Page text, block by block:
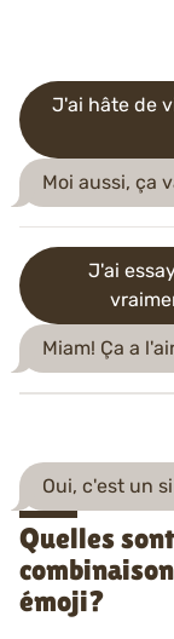
J'ai hâte de
Moi aussi, ça
J'ai
Miam! Ça a
Oui, c'est un
Quelles
émoji?